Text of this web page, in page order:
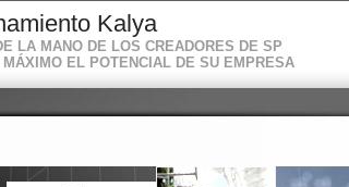
Kalya
LA MANO DE LOS CREADORES DE SP
EL POTENCIAL DE SU EMPRESA